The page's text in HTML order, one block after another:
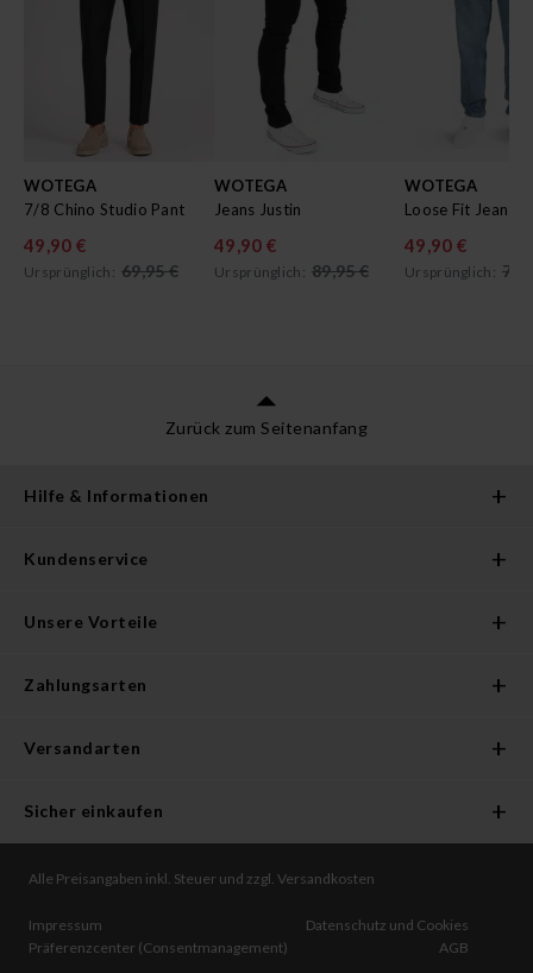
WOTEGA
7/8 Chino Studio Pant
49,90 €
Ursprünglich: 69,95 €
WOTEGA
Jeans Justin
49,90 €
Ursprünglich: 89,95 €
WOTEGA
Loose Fit Jeans
49,90 €
Ursprünglich:
Zurück zum Seitenanfang
Hilfe & Informationen
Kundenservice
Unsere Vorteile
Zahlungsarten
Versandarten
Sicher einkaufen
Alle Preisangaben inkl. Steuer und zzgl. Versandkosten
Impressum
Datenschutz und Cookies
Präferenzcenter (Consentmanagement)
AGB